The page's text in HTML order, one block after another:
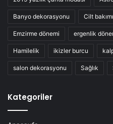
Banyo dekorasyonu Cilt bakımı
Emzirme dönemi ergenlik
Hamilelik ikizler burcu
salon dekorasyonu Sağlık
Kategoriler